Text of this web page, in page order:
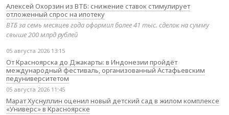
Алексей Охорзин из ВТБ: снижение ставок стимулирует
отложенный спрос на ипотеку
ВТБ за семь месяцев года оформил более 41 тыс. сделок на сумму
свыше 200 млрд рублей
05 августа 2026 13:15
От Красноярска до Джакарты: в Индонезии пройдёт
международный фестиваль, организованный Астафьевским
педуниверситетом
05 августа 2026 11:45
Марат Хуснуллин оценил новый детский сад в жилом комплексе
«Универс» в Красноярске